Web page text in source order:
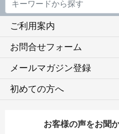
ご利用案内
お問合せフォーム
メールマガジン登録
初めての方へ
お客様の声をお聞